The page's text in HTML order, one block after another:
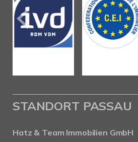
STANDORT PASSAU
Hatz & Team Immobilien GmbH